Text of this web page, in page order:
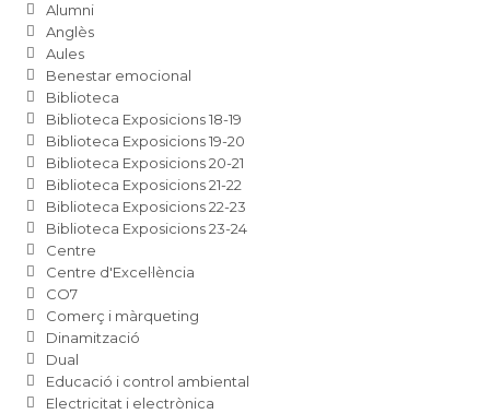
Alumni
Anglès
Aules
Benestar emocional
Biblioteca
Biblioteca Exposicions 18-19
Biblioteca Exposicions 19-20
Biblioteca Exposicions 20-21
Biblioteca Exposicions 21-22
Biblioteca Exposicions 22-23
Biblioteca Exposicions 23-24
Centre
Centre d'Excel·lència
CO7
Comerç i màrqueting
Dinamització
Dual
Educació i control ambiental
Electricitat i electrònica